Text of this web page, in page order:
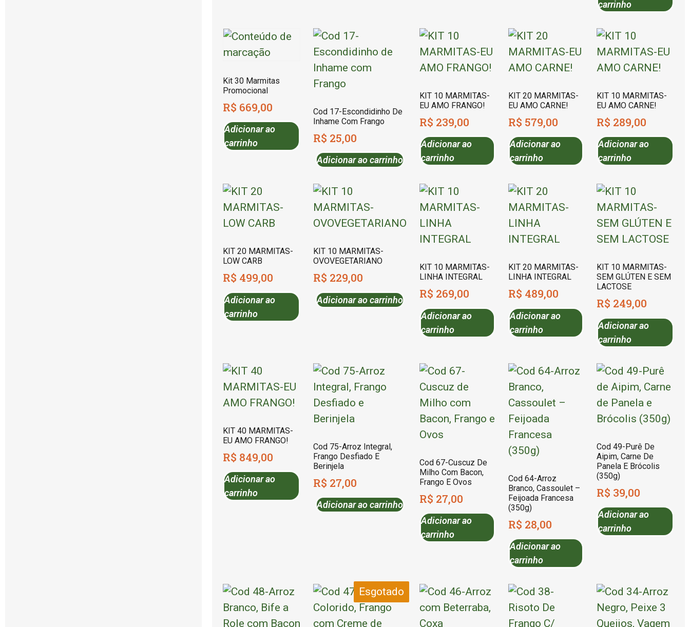
carrinho
Kit 30 Marmitas
Promocional
R$ 669,00
Adicionar ao
carrinho
Cod 17-Escondidinho De
Inhame Com Frango
R$ 25,00
Adicionar ao carrinho
KIT 10 MARMITAS-
EU AMO FRANGO!
R$ 239,00
Adicionar ao
carrinho
KIT 20 MARMITAS-
EU AMO CARNE!
R$ 579,00
Adicionar ao
carrinho
KIT 10 MARMITAS-
EU AMO CARNE!
R$ 289,00
Adicionar ao
carrinho
KIT 20 MARMITAS-
LOW CARB
R$ 499,00
Adicionar ao
carrinho
KIT 10 MARMITAS-
OVOVEGETARIANO
R$ 229,00
Adicionar ao carrinho
KIT 10 MARMITAS-
LINHA INTEGRAL
R$ 269,00
Adicionar ao
carrinho
KIT 20 MARMITAS-
LINHA INTEGRAL
R$ 489,00
Adicionar ao
carrinho
KIT 10 MARMITAS-
SEM GLÚTEN E SEM
LACTOSE
R$ 249,00
Adicionar ao
carrinho
KIT 40 MARMITAS-
EU AMO FRANGO!
R$ 849,00
Adicionar ao
carrinho
Cod 75-Arroz Integral,
Frango Desfiado E
Berinjela
R$ 27,00
Adicionar ao carrinho
Cod 67-Cuscuz De
Milho Com Bacon,
Frango E Ovos
R$ 27,00
Adicionar ao
carrinho
Cod 64-Arroz
Branco, Cassoulet –
Feijoada Francesa
(350g)
R$ 28,00
Adicionar ao
carrinho
Cod 49-Purê De
Aipim, Carne De
Panela E Brócolis
(350g)
R$ 39,00
Adicionar ao
carrinho
Esgotado